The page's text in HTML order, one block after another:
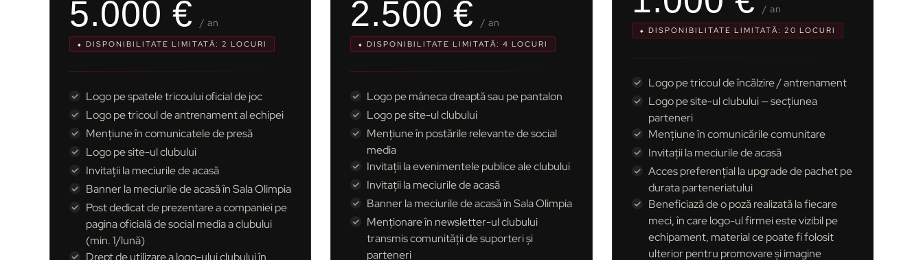
5.000 € / an
⬥ DISPONIBILITATE LIMITATĂ: 2 LOCURI
Logo pe spatele tricoului oficial de joc
Logo pe tricoul de antrenament al echipei
Mențiune în comunicatele de presă
Logo pe site-ul clubului
Invitații la meciurile de acasă
Banner la meciurile de acasă în Sala Olimpia
Post dedicat de prezentare a companiei pe
pagina oficială de social media a clubului
(min. 1/lună)
Drept de utilizare a logo-ului clubului în
2.500 € / an
⬥ DISPONIBILITATE LIMITATĂ: 4 LOCURI
Logo pe mâneca dreaptă sau pe pantalon
Logo pe site-ul clubului
Mențiune în postările relevante de social
media
Invitații la evenimentele publice ale clubului
Invitații la meciurile de acasă
Banner la meciurile de acasă în Sala Olimpia
Menționare în newsletter-ul clubului
transmis comunității de suporteri și
parteneri
/ an
⬥ DISPONIBILITATE LIMITATĂ: 20 LOCURI
Logo pe tricoul de încălzire / antrenament
Logo pe site-ul clubului — secțiunea
parteneri
Mențiune în comunicările comunitare
Invitații la meciurile de acasă
Acces preferențial la upgrade de pachet pe
durata parteneriatului
Beneficiază de o poză realizată la fiecare
meci, în care logo-ul firmei este vizibil pe
echipament, material ce poate fi folosit
ulterior pentru promovare și imagine